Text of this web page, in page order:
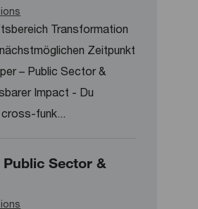
Transformation
nächstmöglichen Zeitpunkt
– Public Sector &
Impact - Du
cross-funk...
Sector &